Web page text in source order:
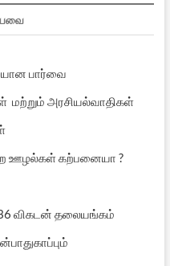
பார்வை
மற்றும் அரசியல்வாதிகள்
ஊழல்கள் கற்பனையா ?
விகடன் தலையங்கம்